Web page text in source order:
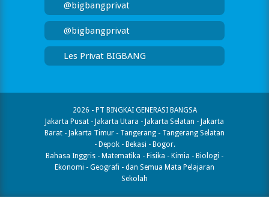
@bigbangprivat
@bigbangprivat
Les Privat BIGBANG
2026 - PT BINGKAI GENERASI BANGSA
Jakarta Pusat - Jakarta Utara - Jakarta Selatan - Jakarta
Barat - Jakarta Timur - Tangerang - Tangerang Selatan
- Depok - Bekasi - Bogor.
Bahasa Inggris - Matematika - Fisika - Kimia - Biologi -
Ekonomi - Geografi​ - dan Semua Mata Pelajaran
Sekolah